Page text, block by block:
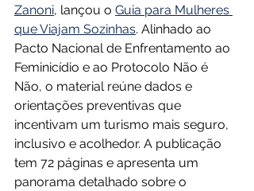
Zanoni, lançou o Guia para Mulheres
que Viajam Sozinhas. Alinhado ao
Pacto Nacional de Enfrentamento ao
Feminicídio e ao Protocolo Não é
Não, o material reúne dados e
orientações preventivas que
incentivam um turismo mais seguro,
inclusivo e acolhedor. A publicação
tem 72 páginas e apresenta um
panorama detalhado sobre o